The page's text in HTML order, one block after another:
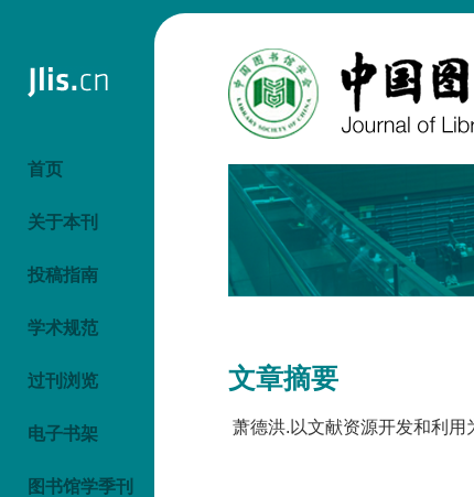
首页
关于本刊
投稿指南
学术规范
过刊浏览
电子书架
图书馆学季刊
文章摘要
萧德洪.以文献资源开发和利